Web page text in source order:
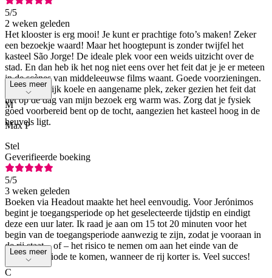
5/5
2 weken geleden
Het klooster is erg mooi! Je kunt er prachtige foto’s maken! Zeker
een bezoekje waard! Maar het hoogtepunt is zonder twijfel het
kasteel São Jorge! De ideale plek voor een weids uitzicht over de
stad. En dan heb ik het nog niet eens over het feit dat je je er meteen
in de scènes van middeleeuwse films waant. Goede voorzieningen.
Een behoorlijk koele en aangename plek, zeker gezien het feit dat
het op de dag van mijn bezoek erg warm was. Zorg dat je fysiek
goed voorbereid bent op de tocht, aangezien het kasteel hoog in de
heuvels ligt.
Lees meer
M
Max P
Stel
Geverifieerde boeking
5/5
3 weken geleden
Boeken via Headout maakte het heel eenvoudig. Voor Jerónimos
begint je toegangsperiode op het geselecteerde tijdstip en eindigt
deze een uur later. Ik raad je aan om 15 tot 20 minuten voor het
begin van de toegangsperiode aanwezig te zijn, zodat je vooraan in
de rij staat – of – het risico te nemen om aan het einde van de
toegangsperiode te komen, wanneer de rij korter is. Veel succes!
Lees meer
C